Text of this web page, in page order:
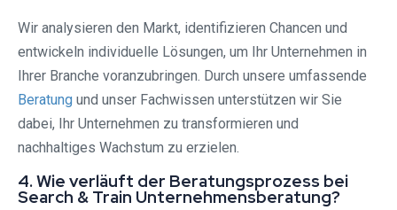
Wir analysieren den Markt, identifizieren Chancen und
entwickeln individuelle Lösungen, um Ihr Unternehmen in
Ihrer Branche voranzubringen. Durch unsere umfassende
Beratung und unser Fachwissen unterstützen wir Sie
dabei, Ihr Unternehmen zu transformieren und
nachhaltiges Wachstum zu erzielen.
4. Wie verläuft der Beratungsprozess bei
Search & Train Unternehmensberatung?